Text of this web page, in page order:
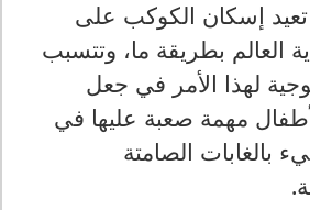
إسكان الكوكب على
العالم بطريقة ما، وتتسبب
لهذا الأمر في جعل
مهمة صعبة عليها في
بالغابات الصامتة
.